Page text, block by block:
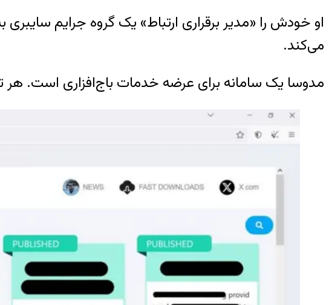
او خودش را «مدیر برقراری ارتباط» یک گروه جرایم
می‌کند.
مدوسا یک سامانه برای عرضه خدمات باج‌افزاری است. هر